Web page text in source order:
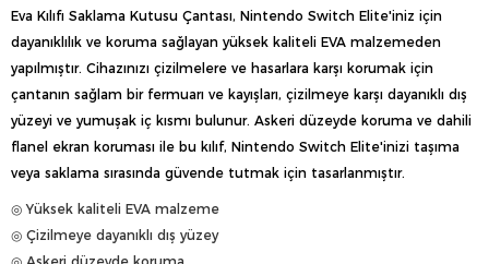
Eva Kılıfı Saklama Kutusu Çantası, Nintendo Switch Elite'iniz için
dayanıklılık ve koruma sağlayan yüksek kaliteli EVA malzemeden
yapılmıştır. Cihazınızı çizilmelere ve hasarlara karşı korumak için
çantanın sağlam bir fermuarı ve kayışları, çizilmeye karşı dayanıklı dış
yüzeyi ve yumuşak iç kısmı bulunur. Askeri düzeyde koruma ve dahili
flanel ekran koruması ile bu kılıf, Nintendo Switch Elite'inizi taşıma
veya saklama sırasında güvende tutmak için tasarlanmıştır.
◎ Yüksek kaliteli EVA malzeme
◎ Çizilmeye dayanıklı dış yüzey